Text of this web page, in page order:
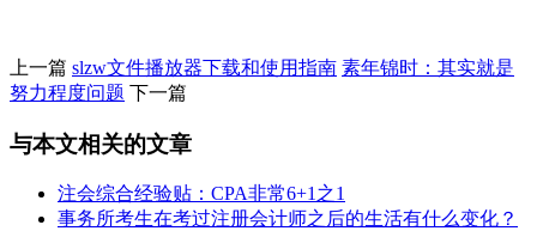
上一篇 slzw文件播放器下载和使用指南 素年锦时：其实就是
努力程度问题 下一篇
与本文相关的文章
注会综合经验贴：CPA非常6+1之1
事务所考生在考过注册会计师之后的生活有什么变化？